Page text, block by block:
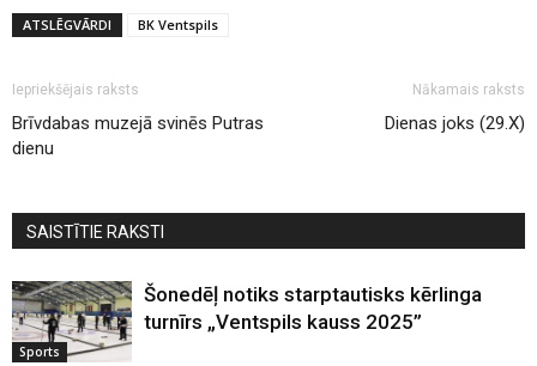
ATSLĒGVĀRDI BK Ventspils
Iepriekšējais raksts
Brīvdabas muzejā svinēs Putras
dienu
Nākamais raksts
Dienas joks (29.X)
SAISTĪTIE RAKSTI
Sports
Šonedēļ notiks starptautisks kērlinga
turnīrs „Ventspils kauss 2025”